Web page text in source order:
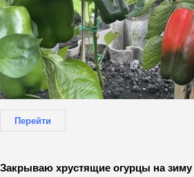
Перейти
Закрываю хрустящие огурцы на